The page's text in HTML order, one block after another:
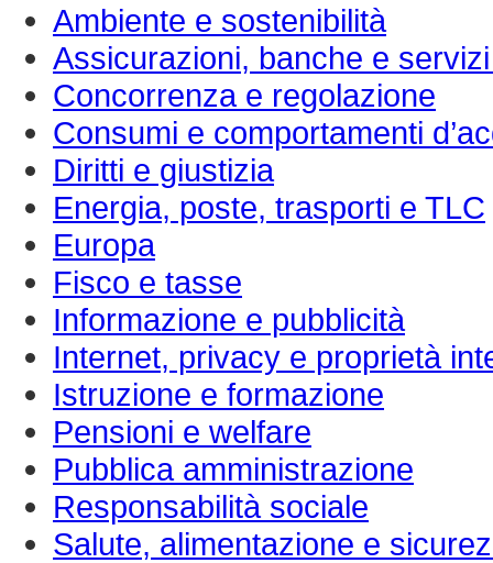
Ambiente e sostenibilità
Assicurazioni, banche e
Concorrenza e regolazione
Consumi e comportamenti
Diritti e giustizia
Energia, poste, trasporti e TLC
Europa
Fisco e tasse
Informazione e pubblicità
Internet, privacy e proprietà
Istruzione e formazione
Pensioni e welfare
Pubblica amministrazione
Responsabilità sociale
Salute, alimentazione e